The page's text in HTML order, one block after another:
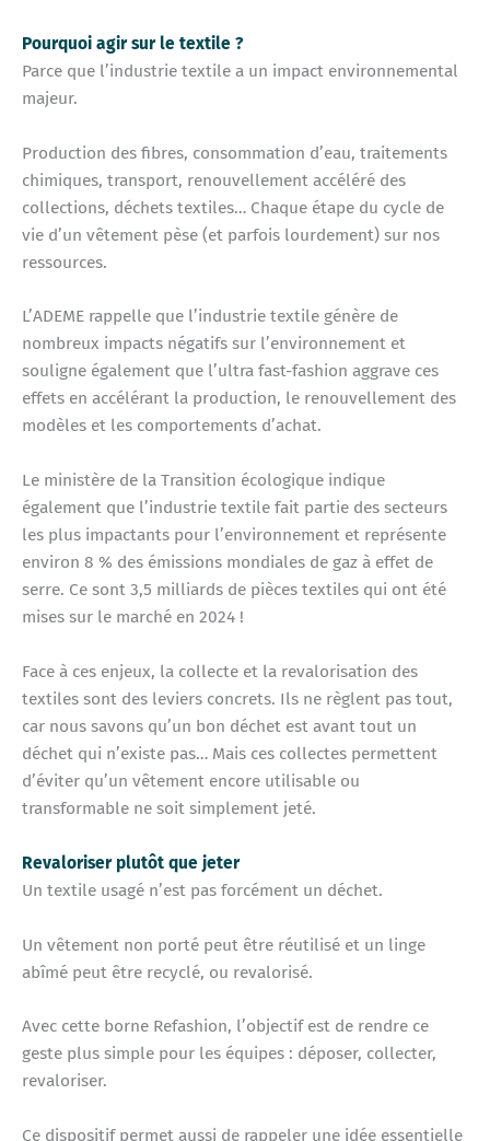
Pourquoi agir sur le textile ?
Parce que l’industrie textile a un impact environnemental
majeur.
Production des fibres, consommation d’eau, traitements
chimiques, transport, renouvellement accéléré des
collections, déchets textiles… Chaque étape du cycle de
vie d’un vêtement pèse (et parfois lourdement) sur nos
ressources.
L’ADEME rappelle que l’industrie textile génère de
nombreux impacts négatifs sur l’environnement et
souligne également que l’ultra fast-fashion aggrave ces
effets en accélérant la production, le renouvellement des
modèles et les comportements d’achat.
Le ministère de la Transition écologique indique
également que l’industrie textile fait partie des secteurs
les plus impactants pour l’environnement et représente
environ 8 % des émissions mondiales de gaz à effet de
serre. Ce sont 3,5 milliards de pièces textiles qui ont été
mises sur le marché en 2024 !
Face à ces enjeux, la collecte et la revalorisation des
textiles sont des leviers concrets. Ils ne règlent pas tout,
car nous savons qu’un bon déchet est avant tout un
déchet qui n’existe pas… Mais ces collectes permettent
d’éviter qu’un vêtement encore utilisable ou
transformable ne soit simplement jeté.
Revaloriser plutôt que jeter
Un textile usagé n’est pas forcément un déchet.
Un vêtement non porté peut être réutilisé et un linge
abîmé peut être recyclé, ou revalorisé.
Avec cette borne Refashion, l’objectif est de rendre ce
geste plus simple pour les équipes : déposer, collecter,
revaloriser.
Ce dispositif permet aussi de rappeler une idée essentielle